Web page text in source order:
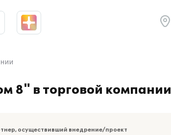
8" в торговой компании
осуществивший внедрение/проект